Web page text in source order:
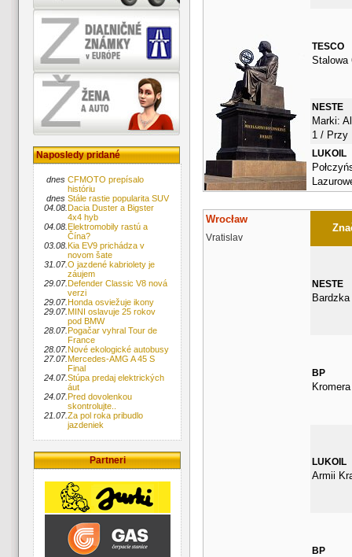
Naposledy pridané
dnes CFMOTO prepísalo
históriu
dnes Stále rastie popularita SUV
04.08.Dacia Duster a Bigster
4x4 hyb
04.08.Elektromobily rastú a
Čína?
03.08.Kia EV9 prichádza v
novom šate
31.07.O jazdené kabriolety je
záujem
29.07.Defender Classic V8 nová
verzi
29.07.Honda osviežuje ikony
29.07.MINI oslavuje 25 rokov
pod BMW
28.07.Pogačar vyhral Tour de
France
28.07.Nové ekologické autobusy
27.07.Mercedes-AMG A 45 S
Final
24.07.Stúpa predaj elektrických
áut
24.07.Pred dovolenkou
skontrolujte..
21.07.Za pol roka pribudlo
jazdeniek
Partneri
TESCO
Stalowa
NESTE
Marki:
1 / Przy
LUKOIL
Wrocław
Vratislav
NESTE
Bardzka
BP
LUKOIL
Armii
BP